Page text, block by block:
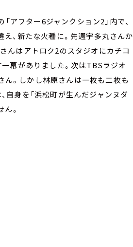
アフター6ジャンクション2」内で、
、新たな火種に。先週宇多丸さんか
んはアトロク2のスタジオにカチコ
幕がありました。次はTBSラジオ
。しかし林原さんは一枚も二枚も
自身を「浜松町が生んだジャンヌダ
。